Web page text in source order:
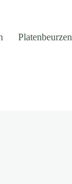
Platenbeurzen